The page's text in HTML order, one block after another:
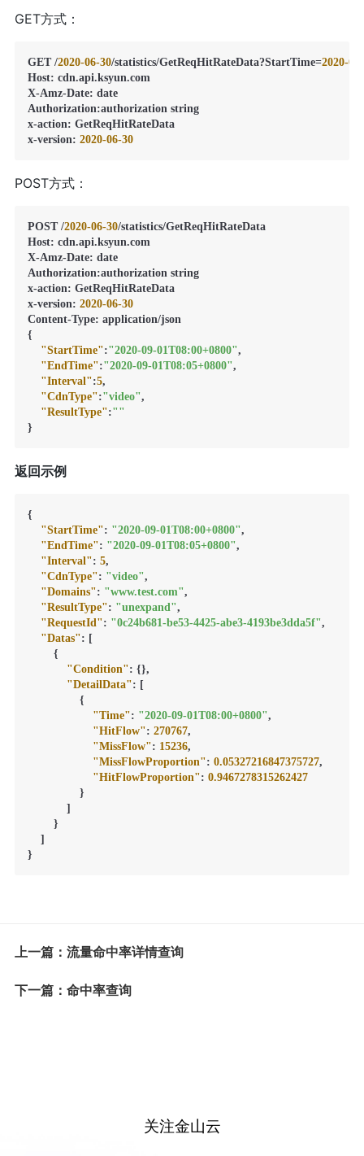
GET方式：
GET /2020-06-30/statistics/GetReqHitRateData?StartTime=2020-09
Host: cdn.api.ksyun.com
X-Amz-Date: date
Authorization:authorization string
x-action: GetReqHitRateData
x-version: 2020-06-30
POST方式：
POST /2020-06-30/statistics/GetReqHitRateData
Host: cdn.api.ksyun.com
X-Amz-Date: date
Authorization:authorization string
x-action: GetReqHitRateData
x-version: 2020-06-30
Content-Type:
{
"StartTime":"2020-09-01T08:00+0800",
"EndTime":"2020-09-01T08:05+0800",
"Interval":5,
"CdnType":"video",
"ResultType":""
}
返回示例
{
"StartTime": "2020-09-01T08:00+0800",
"EndTime": "2020-09-01T08:05+0800",
"Interval": 5,
"CdnType": "video",
"Domains": "www.test.com",
"ResultType": "unexpand",
"RequestId": "0c24b681-be53-4425-abe3-4193be3dda5f",
"Datas": [
{
"Condition": {},
"DetailData": [
{
"Time": "2020-09-01T08:00+0800",
"HitFlow": 270767,
"MissFlow": 15236,
"MissFlowProportion": 0.05327216847375727,
"HitFlowProportion": 0.9467278315262427
}
]
}
]
}
上一篇：流量命中率详情查询
下一篇：命中率查询
关注金山云